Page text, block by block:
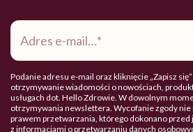
Adres
mail*
Podanie adresu e-mail oraz kliknięcie „Zapisz
otrzymywanie wiadomości o nowościach,
usługach dot. Hello Zdrowie. W dowolnym
otrzymywania newslettera. Wycofanie zgody nie
prawem przetwarzania, którego dokonano przed
z informacjami o przetwarzaniu danych